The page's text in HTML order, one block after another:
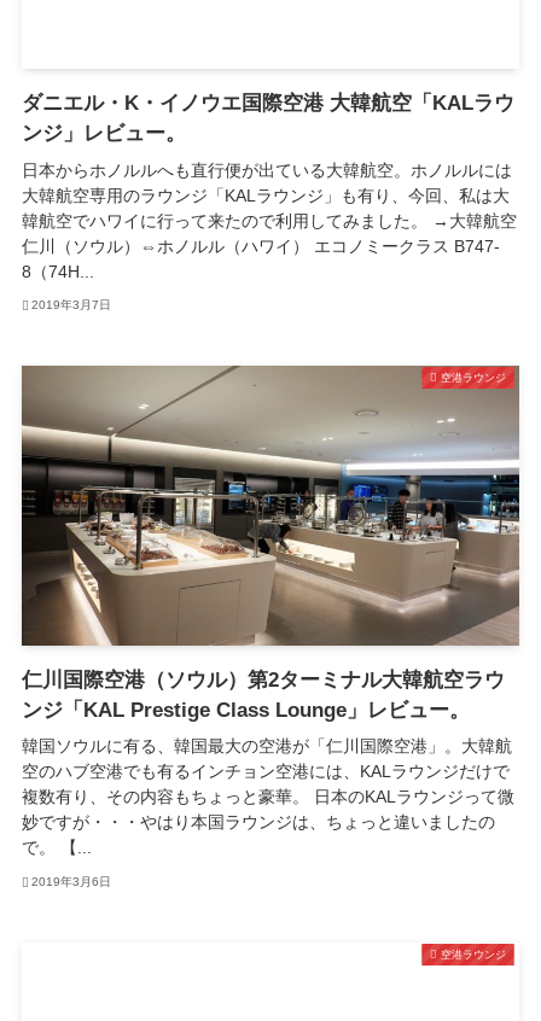
ダニエル・K・イノウエ国際空港 大韓航空「KALラウ
ンジ」レビュー。
日本からホノルルへも直行便が出ている大韓航空。ホノルルには
大韓航空専用のラウンジ「KALラウンジ」も有り、今回、私は大
韓航空でハワイに行って来たので利用してみました。 →大韓航空
仁川（ソウル）⇔ホノルル（ハワイ） エコノミークラス B747-
8（74H...
2019年3月7日
空港ラウンジ
仁川国際空港（ソウル）第2ターミナル大韓航空ラウ
ンジ「KAL Prestige Class Lounge」レビュー。
韓国ソウルに有る、韓国最大の空港が「仁川国際空港」。大韓航
空のハブ空港でも有るインチョン空港には、KALラウンジだけで
複数有り、その内容もちょっと豪華。 日本のKALラウンジって微
妙ですが・・・やはり本国ラウンジは、ちょっと違いましたの
で。 【...
2019年3月6日
空港ラウンジ